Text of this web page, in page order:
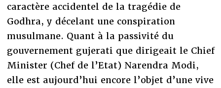
caractère accidentel de la tragédie de
Godhra, y décelant une conspiration
musulmane. Quant à la passivité du
gouvernement gujerati que dirigeait le Chief
Minister (Chef de l’Etat) Narendra Modi,
elle est aujourd’hui encore l’objet d’une vive